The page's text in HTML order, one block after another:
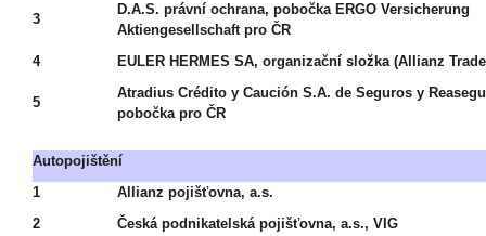
3
D.A.S. právní ochrana, pobočka ERGO Versicherung
Aktiengesellschaft pro ČR
4
EULER HERMES SA, organizační složka (Allianz
5
Atradius Crédito y Caución S.A. de Seguros y
pobočka pro ČR
Autopojištění
1
Allianz pojišťovna, a.s.
2
Česká podnikatelská pojišťovna, a.s., VIG